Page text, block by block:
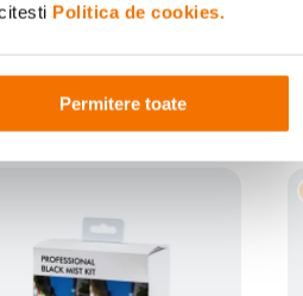
Politica de cookies.
Permitere toate